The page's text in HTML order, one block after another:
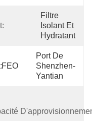
Filtre
Isolant Et
Hydratant
FEO
Port De
Shenzhen-
Yantian